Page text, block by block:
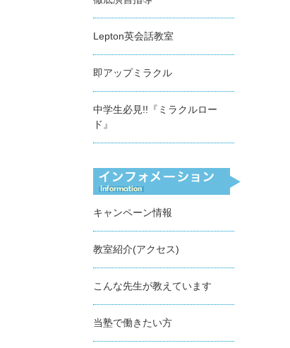
Lepton英会話教室
即アップミラクル
中学生必見!!『ミラクルロー
ド』
キャンペーン情報
教室紹介(アクセス)
こんな先生が教えています
当塾で働きたい方